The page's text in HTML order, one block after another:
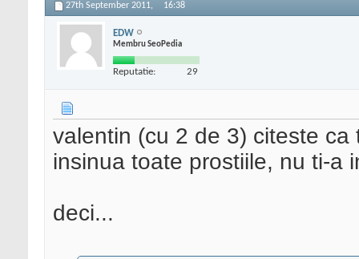
27th September 2011, 16:38
EDW
Membru SeoPedia
Reputatie: 29
valentin (cu 2 de 3) citeste
insinua toate prostiile, nu ti-a
deci...